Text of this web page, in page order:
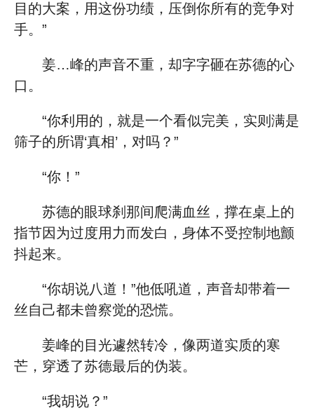
目的大案，用这份功绩，压倒你所有的竞争对
手。”
姜…峰的声音不重，却字字砸在苏德的心
口。
“你利用的，就是一个看似完美，实则满是
筛子的所谓‘真相’，对吗？”
“你！”
苏德的眼球刹那间爬满血丝，撑在桌上的
指节因为过度用力而发白，身体不受控制地颤
抖起来。
“你胡说八道！”他低吼道，声音却带着一
丝自己都未曾察觉的恐慌。
姜峰的目光遽然转冷，像两道实质的寒
芒，穿透了苏德最后的伪装。
“我胡说？”